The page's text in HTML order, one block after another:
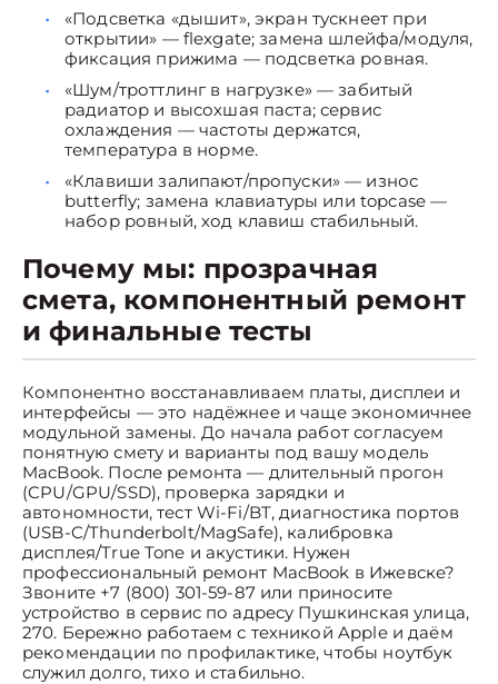
«Подсветка «дышит», экран тускнеет при
открытии» — flexgate; замена шлейфа/модуля,
фиксация прижима — подсветка ровная.
«Шум/троттлинг в нагрузке» — забитый
радиатор и высохшая паста; сервис
охлаждения — частоты держатся,
температура в норме.
«Клавиши залипают/пропуски» — износ
butterfly; замена клавиатуры или topcase —
набор ровный, ход клавиш стабильный.
Почему мы: прозрачная
смета, компонентный ремонт
и финальные тесты
Компонентно восстанавливаем платы, дисплеи и
интерфейсы — это надёжнее и чаще экономичнее
модульной замены. До начала работ согласуем
понятную смету и варианты под вашу модель
MacBook. После ремонта — длительный прогон
(CPU/GPU/SSD), проверка зарядки и
автономности, тест Wi-Fi/BT, диагностика портов
(USB-C/Thunderbolt/MagSafe), калибровка
дисплея/True Tone и акустики. Нужен
профессиональный ремонт MacBook в Ижевске?
Звоните +7 (800) 301-59-87 или приносите
устройство в сервис по адресу Пушкинская улица,
270. Бережно работаем с техникой Apple и даём
рекомендации по профилактике, чтобы ноутбук
служил долго, тихо и стабильно.